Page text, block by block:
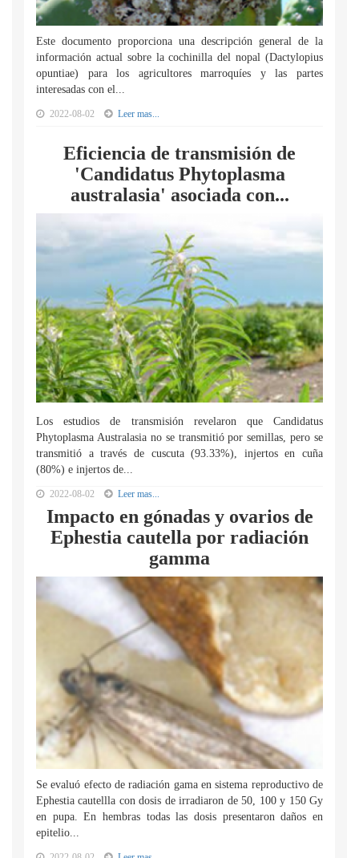
Este documento proporciona una descripción general de la
información actual sobre la cochinilla del nopal (Dactylopius
opuntiae) para los agricultores marroquíes y las partes
interesadas con el...
2022-08-02 Leer mas...
Eficiencia de transmisión de
'Candidatus Phytoplasma
australasia' asociada con...
Los estudios de transmisión revelaron que Candidatus
Phytoplasma Australasia no se transmitió por semillas, pero se
transmitió a través de cuscuta (93.33%), injertos en cuña
(80%) e injertos de...
2022-08-02 Leer mas...
Impacto en gónadas y ovarios de
Ephestia cautella por radiación
gamma
Se evaluó efecto de radiación gama en sistema reproductivo de
Ephestia cautellla con dosis de irradiaron de 50, 100 y 150 Gy
en pupa. En hembras todas las dosis presentaron daños en
epitelio...